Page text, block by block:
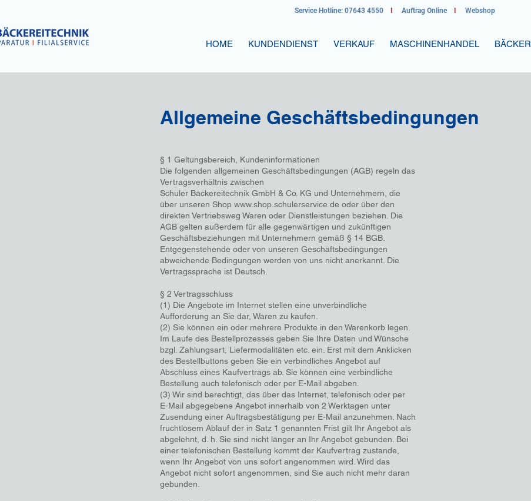
Service Hotline: 07643 4550 Auftrag Online Webshop
HOME KUNDENDIENST VERKAUF MASCHINENHANDEL
Allgemeine
§ 1 Geltungsbereich, Kundeninformationen
Die folgenden allgemeinen Geschäftsbedingungen (AGB) regeln das
Vertragsverhältnis zwischen
Schuler Bäckereitechnik GmbH & Co. KG und Unternehmern, die
über unseren Shop www.shop.schulerservice.de oder über den
direkten Vertriebsweg Waren oder Dienstleistungen beziehen. Die
AGB gelten außerdem für alle gegenwärtigen und zukünftigen
Geschäftsbeziehungen mit Unternehmern gemäß § 14 BGB.
Entgegenstehende oder von unseren Geschäftsbedingungen
abweichende Bedingungen werden von uns nicht anerkannt. Die
Vertragssprache ist Deutsch.
§ 2 Vertragsschluss
(1) Die Angebote im Internet stellen eine unverbindliche
Aufforderung an Sie dar, Waren zu kaufen.
(2) Sie können ein oder mehrere Produkte in den Warenkorb legen.
Im Laufe des Bestellprozesses geben Sie Ihre Daten und Wünsche
bzgl. Zahlungsart, Liefermodalitäten etc. ein. Erst mit dem Anklicken
des Bestellbuttons geben Sie ein verbindliches Angebot auf
Abschluss eines Kaufvertrags ab. Sie können eine verbindliche
Bestellung auch telefonisch oder per E-Mail abgeben.
(3) Wir sind berechtigt, das über das Internet, telefonisch oder per
E-Mail abgegebene Angebot innerhalb von 2 Werktagen unter
Zusendung einer Auftragsbestätigung per E-Mail anzunehmen. Nach
fruchtlosem Ablauf der in Satz 1 genannten Frist gilt Ihr Angebot als
abgelehnt, d. h. Sie sind nicht länger an Ihr Angebot gebunden. Bei
einer telefonischen Bestellung kommt der Kaufvertrag zustande,
wenn Ihr Angebot von uns sofort angenommen wird. Wird das
Angebot nicht sofort angenommen, sind Sie auch nicht mehr daran
gebunden.